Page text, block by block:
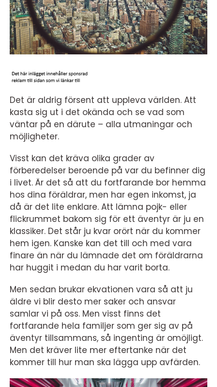
Det är aldrig försent att uppleva världen. Att
kasta sig ut i det okända och se vad som
väntar på en därute – alla utmaningar och
möjligheter.
Visst kan det kräva olika grader av
förberedelser beroende på var du befinner dig
i livet. Är det så att du fortfarande bor hemma
hos dina föräldrar, men har egen inkomst, ja
då är det lite enklare. Att lämna pojk- eller
flickrummet bakom sig för ett äventyr är ju en
klassiker. Det står ju kvar orört när du kommer
hem igen. Kanske kan det till och med vara
finare än när du lämnade det om föräldrarna
har huggit i medan du har varit borta.
Men sedan brukar ekvationen vara så att ju
äldre vi blir desto mer saker och ansvar
samlar vi på oss. Men visst finns det
fortfarande hela familjer som ger sig av på
äventyr tillsammans, så ingenting är omöjligt.
Men det kräver lite mer eftertanke när det
kommer till hur man ska lägga upp avfärden.